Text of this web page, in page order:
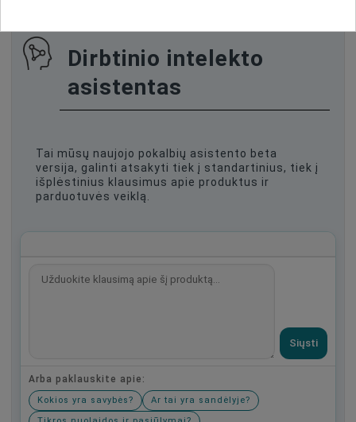
Dirbtinio intelekto
asistentas
Tai mūsų naujojo pokalbių asistento beta
versija, galinti atsakyti tiek į standartinius, tiek į
išplėstinius klausimus apie produktus ir
parduotuvės veiklą.
Siųsti
Arba paklauskite apie:
Kokios yra savybės?
Ar tai yra sandėlyje?